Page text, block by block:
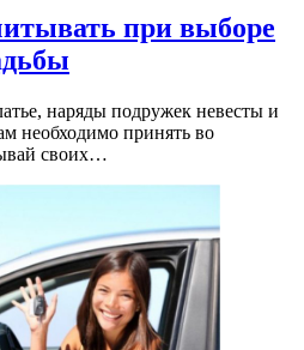
при выборе
наряды подружек невесты и
необходимо принять во
своих…